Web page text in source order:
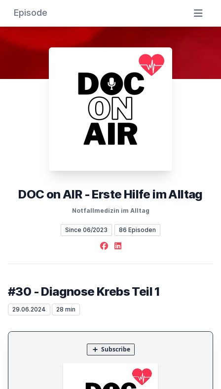
Episode
DOC on AIR - Erste Hilfe im Alltag
Notfallmedizin im Alltag
Since 06/2023 86 Episoden
Facebook
LinkedIn
#30 - Diagnose Krebs Teil 1
29.06.2024 28 min